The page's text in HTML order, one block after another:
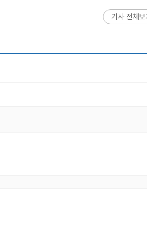
기사 전체보